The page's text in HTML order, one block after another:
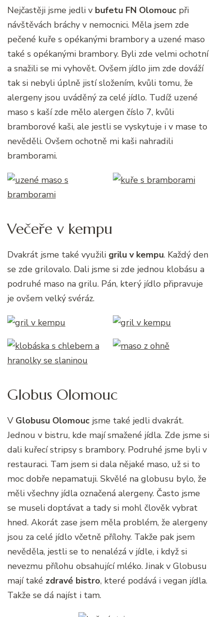
Nejčastěji jsme jedli v bufetu FN Olomouc při
návštěvách bráchy v nemocnici. Měla jsem zde
pečené kuře s opékanými brambory a uzené maso
také s opékanými brambory. Byli zde velmi ochotní
a snažili se mi vyhovět. Ovšem jídlo jim zde dováží
tak si nebyli úplně jistí složením, kvůli tomu, že
alergeny jsou uváděný za celé jídlo. Tudíž uzené
maso s kaší zde mělo alergen číslo 7, kvůli
bramborové kaši, ale jestli se vyskytuje i v mase to
nevěděli. Ovšem ochotně mi kaši nahradili
bramborami.
Večeře v kempu
Dvakrát jsme také využili grilu v kempu. Každý den
se zde grilovalo. Dali jsme si zde jednou klobásu a
podruhé maso na grilu. Pán, který jídlo připravuje
je ovšem velký svéráz.
Globus Olomouc
V Globusu Olomouc jsme také jedli dvakrát.
Jednou v bistru, kde mají smažené jídla. Zde jsme si
dali kuřecí stripsy s brambory. Podruhé jsme byli v
restauraci. Tam jsem si dala nějaké maso, už si to
moc dobře nepamatuji. Skvělé na globusu bylo, že
měli všechny jídla označená alergeny. Často jsme
se museli doptávat a tady si mohl člověk vybrat
hned. Akorát zase jsem měla problém, že alergeny
jsou za celé jídlo včetně přílohy. Takže pak jsem
nevěděla, jestli se to nenalézá v jídle, i když si
nevezmu přílohu obsahující mléko. Jinak v Globusu
mají také zdravé bistro, které podává i vegan jídla.
Takže se dá najíst i tam.